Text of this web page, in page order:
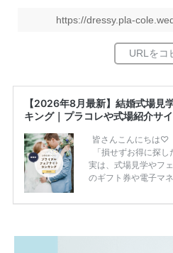
https://dressy.pla-
【2026年8月最新】結婚式場見
キング｜プラコレや式場紹介サ
皆さんこんにちは♡
「損せずお得に探
実は、式場見学やフ
のギフト券や電子マ
ため、比較せずに選